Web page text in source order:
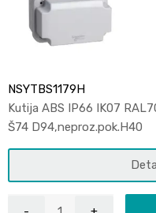
NSYTBS1179H
Kutija ABS IP66 IK07
Š74 D94,neproz.pok.H40